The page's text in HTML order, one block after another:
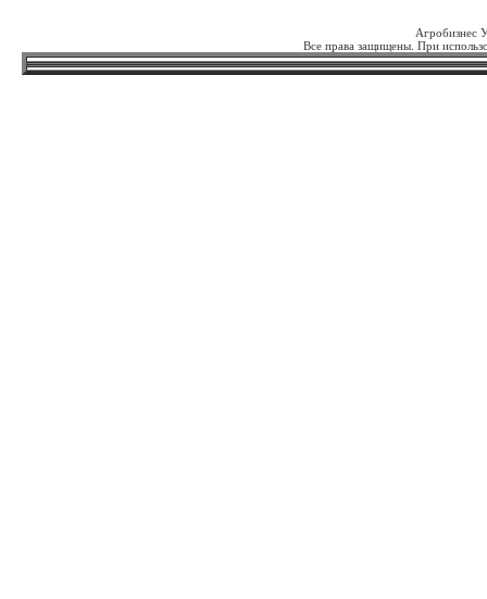
Агробизнес
Все права защищены. При